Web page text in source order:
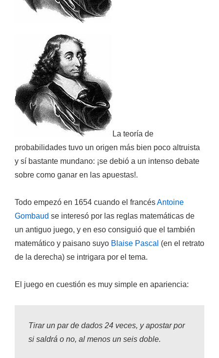
La teoría de
probabilidades tuvo un origen más bien poco altruista
y sí bastante mundano: ¡se debió a un intenso debate
sobre como ganar en las apuestas!.
Todo empezó en 1654 cuando el francésAntoine
Gombaud se interesó por las reglas matemáticas de
un antiguo juego, y en eso consiguió que el también
matemático y paisano suyo Blaise Pascal (en el retrato
de la derecha) se intrigara por el tema.
El juego en cuestión es muy simple en apariencia:
Tirar un par de dados 24 veces, y apostar por
si saldrá o no, al menos un seis doble.